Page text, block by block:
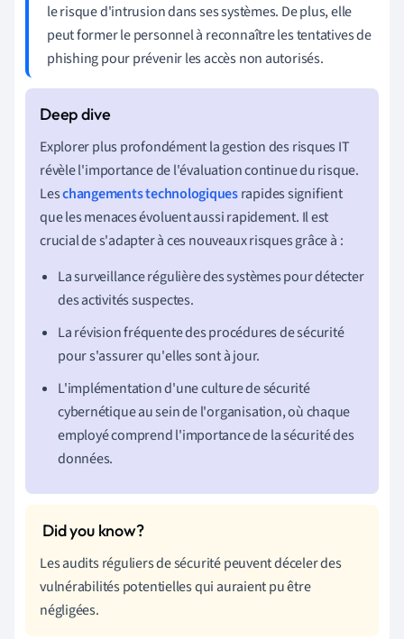
le risque d'intrusion dans ses systèmes. De plus, elle
peut former le personnel à reconnaître les tentatives de
phishing pour prévenir les accès non autorisés.
Explorer plus profondément la gestion des risques IT
révèle l'importance de l'évaluation continue du risque.
Leschangements technologiquesrapides signifient
que les menaces évoluent aussi rapidement. Il est
crucial de s'adapter à ces nouveaux risques grâce à :
La surveillance régulière des systèmes pour détecter
des activités suspectes.
La révision fréquente des procédures de sécurité
pour s'assurer qu'elles sont à jour.
L'implémentation d'une culture de sécurité
cybernétique au sein de l'organisation, où chaque
employé comprend l'importance de la sécurité des
données.
Les audits réguliers de sécurité peuvent déceler des
vulnérabilités potentielles qui auraient pu être
négligées.